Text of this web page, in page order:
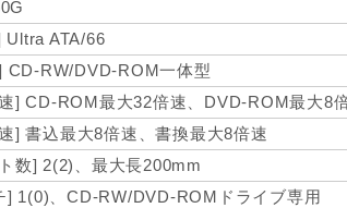
Ultra ATA/66
CD-RW/DVD-ROM一体型
] CD-ROM最大32倍速、DVD-ROM最大8
] 書込最大8倍速、書換最大8倍速
数] 2(2)、最大長200mm
] 1(0)、CD-RW/DVD-ROMドライブ専用